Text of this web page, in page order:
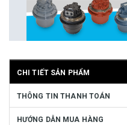
CHI TIẾT SẢN PHẨM
THÔNG TIN THANH TOÁN
HƯỚNG DẪN MUA HÀNG